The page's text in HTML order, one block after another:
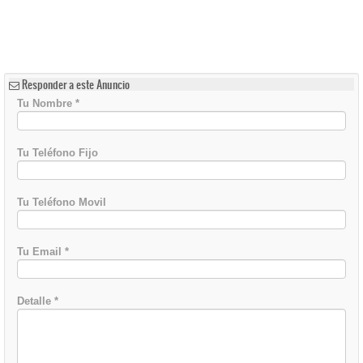
Responder a este Anuncio
Tu Nombre *
Tu Teléfono Fijo
Tu Teléfono Movil
Tu Email *
Detalle *